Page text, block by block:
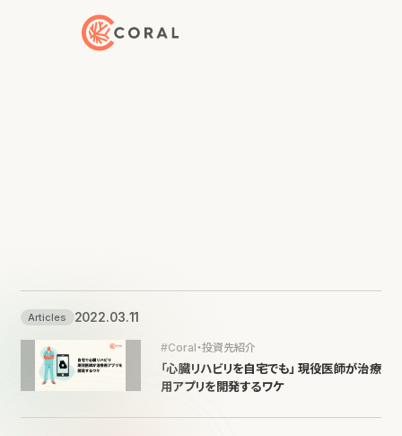
トップページへ戻る
Articles 2022.03.11
#Coral・投資先紹介
「心臓リハビリを自宅でも」 現役医師が治療
用アプリを開発するワケ